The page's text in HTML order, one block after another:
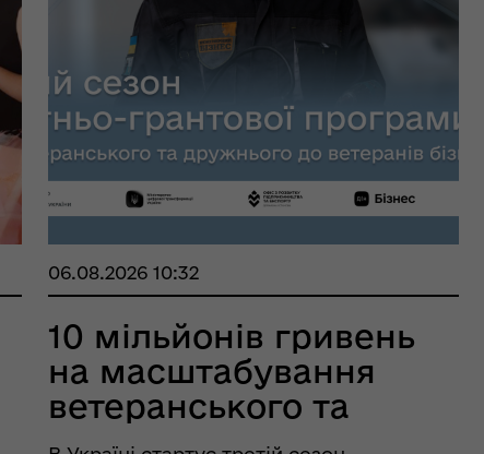
06.08.2026 10:32
10 мільйонів гривень
на масштабування
ветеранського та
дружньо...